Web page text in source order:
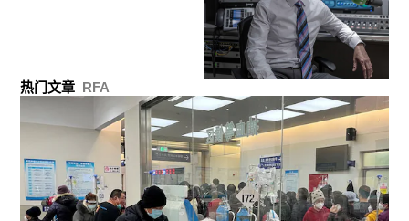
热门文章 RFA